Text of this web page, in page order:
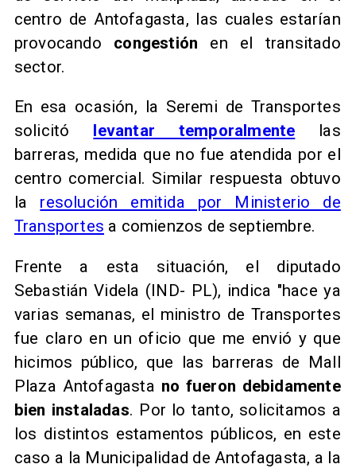
centro de Antofagasta, las cuales estarían
provocando congestión en el transitado
sector.
En esa ocasión, la Seremi de Transportes
solicitó levantar temporalmente las
barreras, medida que no fue atendida por el
centro comercial. Similar respuesta obtuvo
la resolución emitida por Ministerio de
Transportes a comienzos de septiembre.
Frente a esta situación, el diputado
Sebastián Videla (IND- PL), indica "hace ya
varias semanas, el ministro de Transportes
fue claro en un oficio que me envió y que
hicimos público, que las barreras de Mall
Plaza Antofagasta no fueron debidamente
bien instaladas. Por lo tanto, solicitamos a
los distintos estamentos públicos, en este
caso a la Municipalidad de Antofagasta, a la